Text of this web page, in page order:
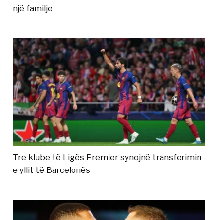
një familje
Tre klube të Ligës Premier synojnë transferimin
e yllit të Barcelonës